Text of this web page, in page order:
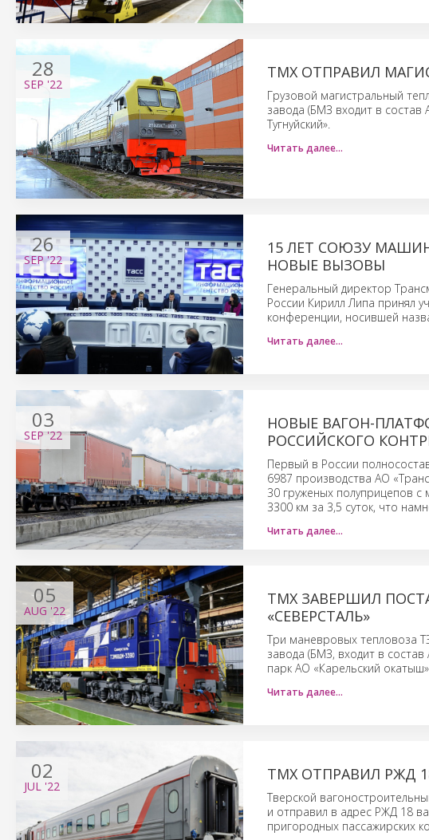
28
SEP '22
ТМХ ОТПРАВИЛ
Грузовой магистральный
завода (БМЗ входит в
Тугнуйский».
Читать далее…
26
SEP'22
15 ЛЕТ СОЮЗУ
НОВЫЕ ВЫЗОВЫ
Генеральный директор
России Кирилл Липа принял
конференции, носившей
Читать далее…
03
SEP'22
НОВЫЕ ВАГОН-
РОССИЙСКОГО
Первый в России
6987 производства АО
30 груженых полуприцепов с
3300 км за 3,5 суток, что
Читать далее…
05
AUG '22
ТМХ ЗАВЕРШИЛ
«СЕВЕРСТАЛЬ»
Три маневровых тепловоза
завода (БМЗ, входит в
парк АО «Карельский
Читать далее…
02
JUL '22
ТМХ ОТПРАВИЛ РЖД
Тверской
и отправил в адрес РЖД 18
пригородных пассажирских